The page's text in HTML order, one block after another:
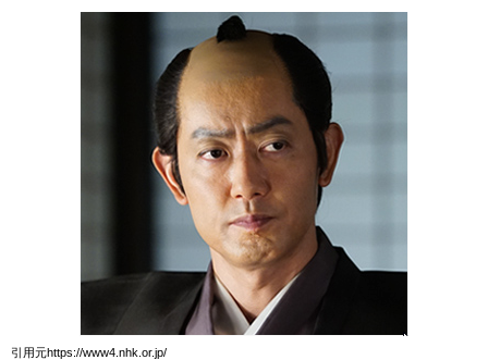
引用元https://www4.nhk.or.jp/